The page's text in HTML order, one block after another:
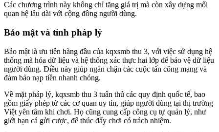
Các chương trình này không chỉ tăng giá trị mà còn xây dựng mối
quan hệ lâu dài với cộng đồng người dùng.
Bảo mật và tính pháp lý
Bảo mật là ưu tiên hàng đầu của kqxsmb thu 3, với việc sử dụng hệ
thống mã hóa dữ liệu và hệ thống xác thực hai lớp để bảo vệ dữ liệu
người dùng. Điều này giúp ngăn chặn các cuộc tấn công mạng và
đảm bảo nạp tiền nhanh chóng.
Về mặt pháp lý, kqxsmb thu 3 tuân thủ các quy định quốc tế, bao
gồm giấy phép từ các cơ quan uy tín, giúp người dùng tại thị trường
Việt yên tâm khi chơi. Họ cũng cung cấp công cụ tự quản lý, như
giới hạn cá gửi cược, để thúc đẩy chơi có trách nhiệm.